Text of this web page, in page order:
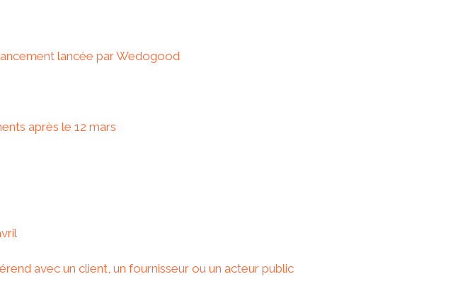
lancée par Wedogood
après le 12 mars
avec un client, un fournisseur ou un acteur public